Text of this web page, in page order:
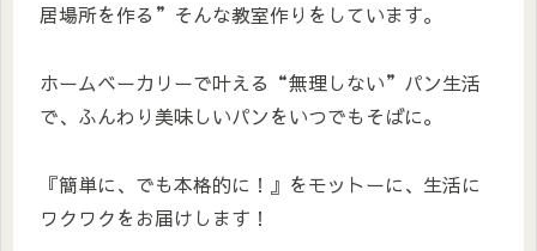
居場所を作る”そんな教室作りをしています。
ホームベーカリーで叶える“無理しない”パン生活
で、ふんわり美味しいパンをいつでもそばに。
『簡単に、でも本格的に！』をモットーに、生活に
ワクワクをお届けします！